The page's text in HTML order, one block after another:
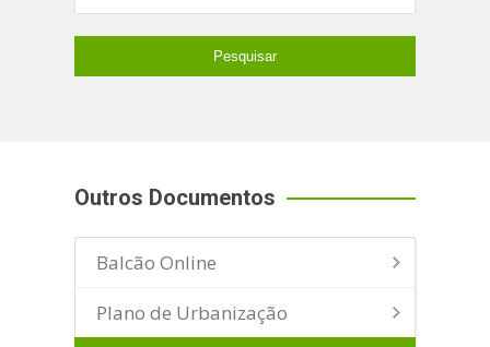
Outros Documentos
Balcão Online
Plano de Urbanização